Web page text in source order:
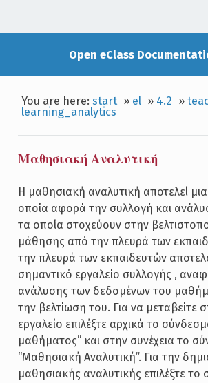
Open eClass
You are here:start » el » 4.2 »
learning_analytics
Μαθησιακή Αναλυτική
Η μαθησιακή αναλυτική αποτελεί μια
οποία αφορά την συλλογή και
τα οποία στοχεύουν στην
μάθησης από την πλευρά των
την πλευρά των εκπαιδευτών
σημαντικό εργαλείο συλλογής ,
ανάλυσης των δεδομένων του
την βελτίωση του. Για να μεταβείτε
εργαλείο επιλέξτε αρχικά το
μαθήματος” και στην συνέχεια το
“Μαθησιακή Αναλυτική”. Για την
μαθησιακής αναλυτικής επιλέξτε το